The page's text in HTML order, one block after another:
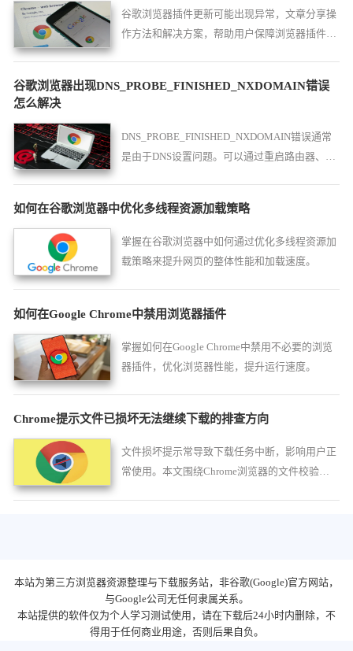
谷歌浏览器插件更新可能出现异常，文章分享操
作方法和解决方案，帮助用户保障浏览器插件稳
谷歌浏览器出现DNS_PROBE_FINISHED_NXDOMAIN错误
怎么解决
DNS_PROBE_FINISHED_NXDOMAIN错误通常
是由于DNS设置问题。可以通过重启路由器、清
如何在谷歌浏览器中优化多线程资源加载策略
掌握在谷歌浏览器中如何通过优化多线程资源加
载策略来提升网页的整体性能和加载速度。
如何在Google Chrome中禁用浏览器插件
掌握如何在Google Chrome中禁用不必要的浏览
器插件，优化浏览器性能，提升运行速度。
Chrome提示文件已损坏无法继续下载的排查方向
文件损坏提示常导致下载任务中断，影响用户正
常使用。本文围绕Chrome浏览器的文件校验机
本站为第三方浏览器资源整理与下载服务站，非谷歌(Google)官方网站，
与Google公司无任何隶属关系。
本站提供的软件仅为个人学习测试使用，请在下载后24小时内删除，不
得用于任何商业用途，否则后果自负。